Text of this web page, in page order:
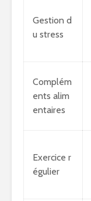
Gestion d
u stress
Complém
ents alim
entaires
Exercice r
égulier